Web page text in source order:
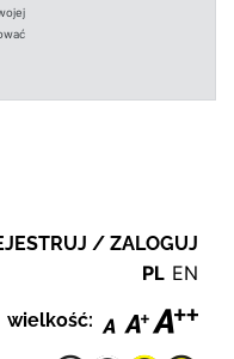
/ ZALOGUJ
PL EN
wielkość: